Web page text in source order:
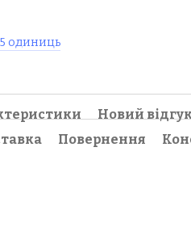
5 одиниць
Новий
Повернення